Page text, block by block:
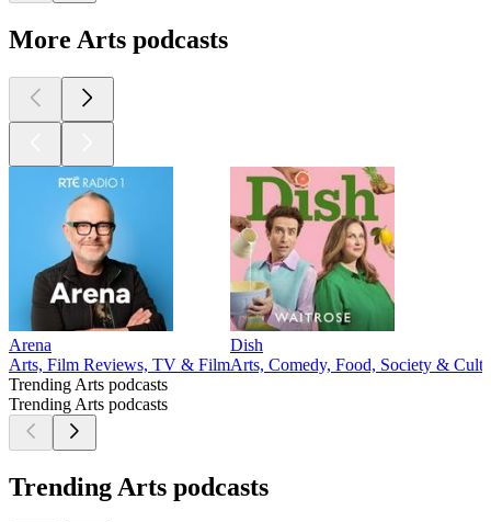
More Arts podcasts
Arena
Arts, Film Reviews, TV & Film
Dish
Arts, Comedy, Food, Society &
Trending Arts podcasts
Trending Arts podcasts
Trending Arts podcasts